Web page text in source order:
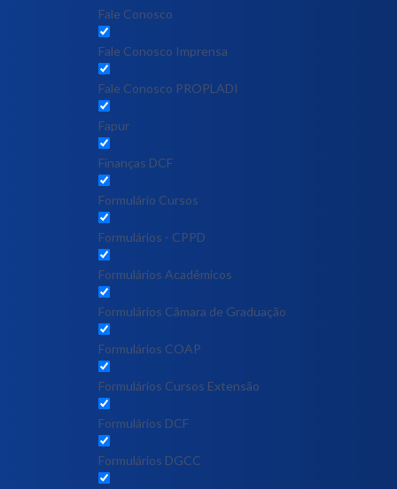
Fale Conosco
Fale Conosco Imprensa
Fale Conosco PROPLADI
Fapur
Finanças DCF
Formulário Cursos
Formulários - CPPD
Formulários Acadêmicos
Formulários Câmara de Graduação
Formulários COAP
Formulários Cursos Extensão
Formulários DCF
Formulários DGCC